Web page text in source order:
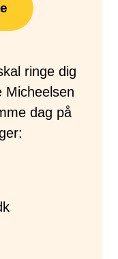
ringe dig
Micheelsen
dag på